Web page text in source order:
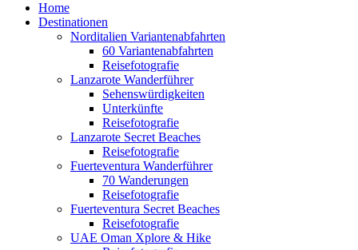
Home
Destinationen
Norditalien Variantenabfahrten
60 Variantenabfahrten
Reisefotografie
Lanzarote Wanderführer
Sehenswürdigkeiten
Unterkünfte
Reisefotografie
Lanzarote Secret Beaches
Reisefotografie
Fuerteventura Wanderführer
70 Wanderungen
Reisefotografie
Fuerteventura Secret Beaches
Reisefotografie
UAE Oman Xplore & Hike